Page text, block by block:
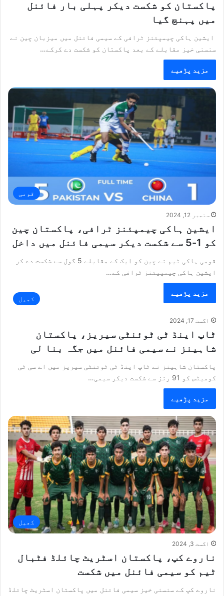
پاکستان کو شکست دیکر پہلی بار فائنل
میں پہنچ گیا
ایشین ہاکی چیمپئنز ٹرافی کے سیمی فائنل میں میزبان چین نے
سنسنی خیز مقابلے کے بعد پاکستان کو شکست دے کرکے…
مزید پڑھیے
قومی
ستمبر 12, 2024
ایشین ہاکی چیمپئنز ٹرافی، پاکستان چین
کو 1-5 سے شکست دیکر سیمی فائنل میں داخل
قومی ہاکی ٹیم نے چین کو ایک کے مقابلے 5 گول سے شکست دے کر
ایشین ہاکی چیمپیئنز ٹرافی کے…
مزید پڑھیے
کھیل
اگست 17, 2024
ٹاپ اینڈ ٹی ٹوئنٹی سیریز، پاکستان
شاہینز نے سیمی فائنل میں جگہ بنا لی
پاکستان شاہینز نے ٹاپ اینڈ ٹی ٹوئنٹی سیریز میں اے سی ٹی
کومیٹس کو 91 رنز سے شکست دیکر سیمی…
مزید پڑھیے
کھیل
اگست 3, 2024
ناروے کپ، پاکستان اسٹریٹ چائلڈ فٹبال
ٹیم کو سیمی فائنل میں شکست
ناروے کپ کے سنسنی خیز سیمی فائنل میں پاکستان اسٹریٹ چائلڈ